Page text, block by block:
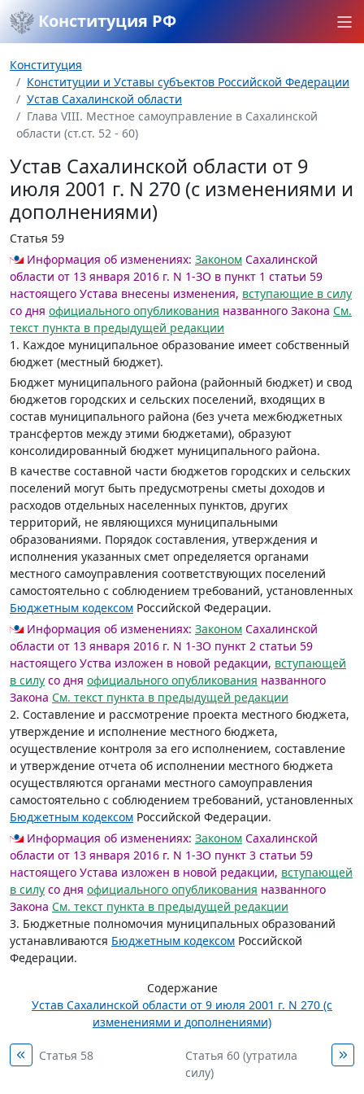
Конституция РФ
Конституция
Конституции и Уставы субъектов Российской Федерации
Устав Сахалинской области
Глава VIII. Местное самоуправление в Сахалинской
области (ст.ст. 52 - 60)
Устав Сахалинской области от 9
июля 2001 г. N 270 (с изменениями и
дополнениями)
Статья 59
Информация об изменениях: Законом Сахалинской
области от 13 января 2016 г. N 1-ЗО в пункт 1 статьи 59
настоящего Устава внесены изменения, вступающие в силу
со дня официального опубликования названного Закона См.
текст пункта в предыдущей редакции
1. Каждое муниципальное образование имеет собственный
бюджет (местный бюджет).
Бюджет муниципального района (районный бюджет) и свод
бюджетов городских и сельских поселений, входящих в
состав муниципального района (без учета межбюджетных
трансфертов между этими бюджетами), образуют
консолидированный бюджет муниципального района.
В качестве составной части бюджетов городских и сельских
поселений могут быть предусмотрены сметы доходов и
расходов отдельных населенных пунктов, других
территорий, не являющихся муниципальными
образованиями. Порядок составления, утверждения и
исполнения указанных смет определяется органами
местного самоуправления соответствующих поселений
самостоятельно с соблюдением требований, установленных
Бюджетным кодексом Российской Федерации.
Информация об изменениях: Законом Сахалинской
области от 13 января 2016 г. N 1-ЗО пункт 2 статьи 59
настоящего Уства изложен в новой редакции, вступающей
в силу со дня официального опубликования названного
Закона См. текст пункта в предыдущей редакции
2. Составление и рассмотрение проекта местного бюджета,
утверждение и исполнение местного бюджета,
осуществление контроля за его исполнением, составление
и утверждение отчета об исполнении местного бюджета
осуществляются органами местного самоуправления
самостоятельно с соблюдением требований, установленных
Бюджетным кодексом Российской Федерации.
Информация об изменениях: Законом Сахалинской
области от 13 января 2016 г. N 1-ЗО пункт 3 статьи 59
настоящего Устава изложен в новой редакции, вступающей
в силу со дня официального опубликования названного
Закона См. текст пункта в предыдущей редакции
3. Бюджетные полномочия муниципальных образований
устанавливаются Бюджетным кодексом Российской
Федерации.
Содержание
Устав Сахалинской области от 9 июля 2001 г. N 270 (с
изменениями и дополнениями)
Статья 58
Статья 60 (утратила
силу)